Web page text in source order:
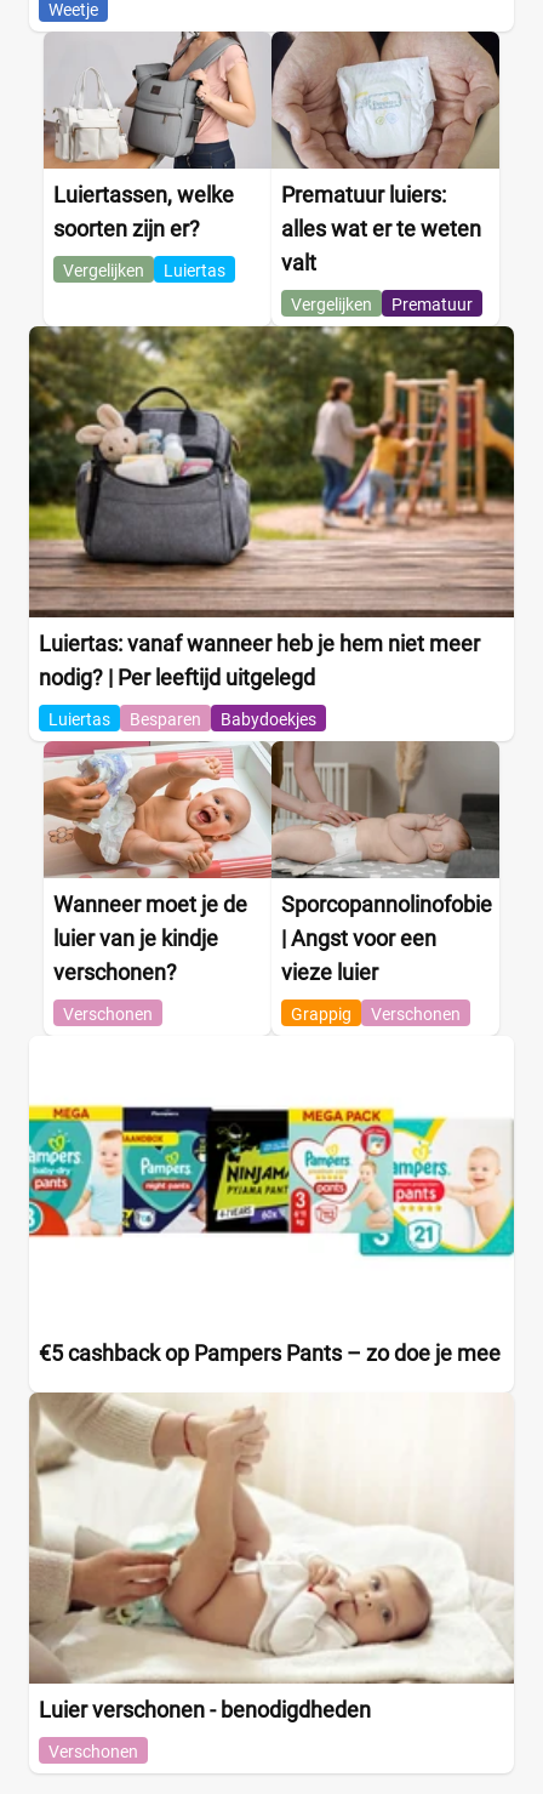
Weetje
Luiertassen, welke
soorten zijn er?
Vergelijken Luiertas
Prematuur luiers:
alles wat er te weten
valt
Vergelijken Prematuur
Luiertas: vanaf wanneer heb je hem niet meer
nodig? | Per leeftijd uitgelegd
Luiertas Besparen Babydoekjes
Wanneer moet je de
luier van je kindje
verschonen?
Verschonen
Sporcopannolinofobie
| Angst voor een
vieze luier
Grappig Verschonen
€5 cashback op Pampers Pants – zo doe je mee
Luier verschonen - benodigdheden
Verschonen